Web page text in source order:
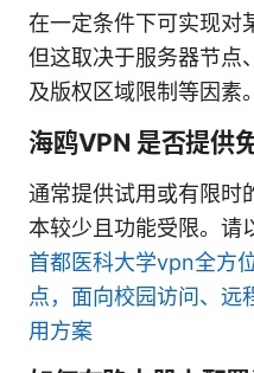
在一定条件下可实现对
但这取决于服务器节点
及版权区域限制等因素。
海鸥VPN 是否提供
通常提供试用或有限时
本较少且功能受限。请
首都医科大学vpn全方
点，面向校园访问、远
用方案